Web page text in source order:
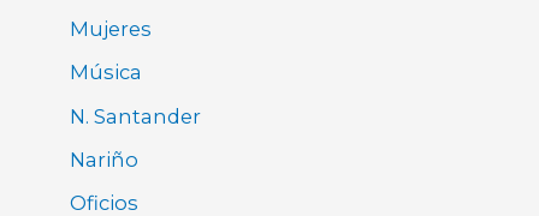
Mujeres
Música
N. Santander
Nariño
Oficios